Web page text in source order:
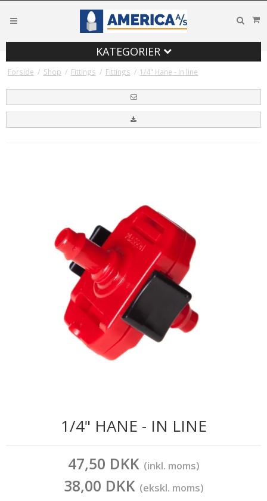
KATEGORIER
Forside / Shop / Fittings / Fittings / 1/4" Hane - In line
1/4" HANE - IN LINE
47,50 DKK (inkl. moms)
38,00 DKK (ekskl. moms)